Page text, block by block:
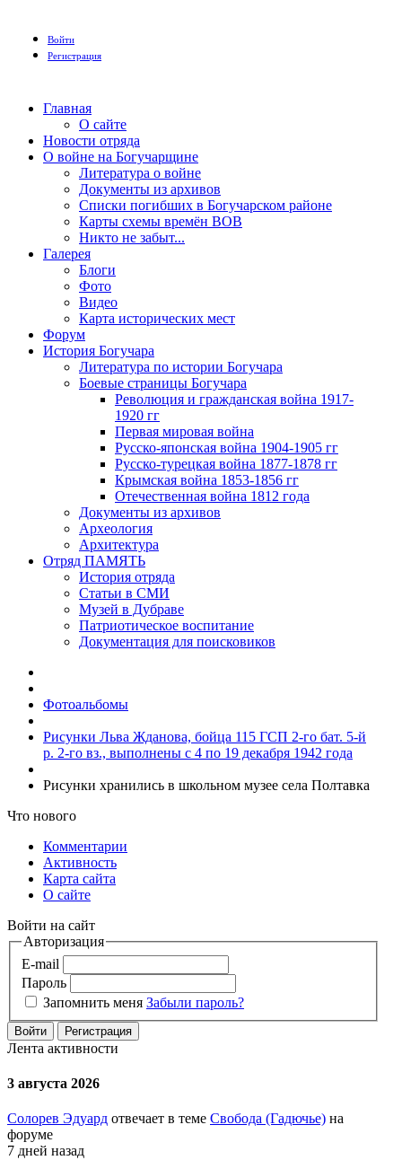
Войти
Регистрация
Главная
О сайте
Новости отряда
О войне на Богучарщине
Литература о войне
Документы из архивов
Списки погибших в Богучарском районе
Карты схемы времён ВОВ
Никто не забыт...
Галерея
Блоги
Фото
Видео
Карта исторических мест
Форум
История Богучара
Литература по истории Богучара
Боевые страницы Богучара
Революция и гражданская война 1917-
1920 гг
Первая мировая война
Русско-японская война 1904-1905 гг
Русско-турецкая война 1877-1878 гг
Крымская война 1853-1856 гг
Отечественная война 1812 года
Документы из архивов
Археология
Архитектура
Отряд ПАМЯТЬ
История отряда
Статьи в СМИ
Музей в Дубраве
Патриотическое воспитание
Документация для поисковиков
Фотоальбомы
Рисунки Льва Жданова, бойца 115 ГСП 2-го бат. 5-й
р. 2-го вз., выполнены с 4 по 19 декабря 1942 года
Рисунки хранились в школьном музее села Полтавка
Что нового
Комментарии
Активность
Карта сайта
О сайте
Войти на сайт
Авторизация
E-mail
Пароль
Запомнить меня Забыли пароль?
Войти Регистрация
Лента активности
3 августа 2026
Солорев Эдуард отвечает в теме Свобода (Гадючье) на
форуме
7 дней назад